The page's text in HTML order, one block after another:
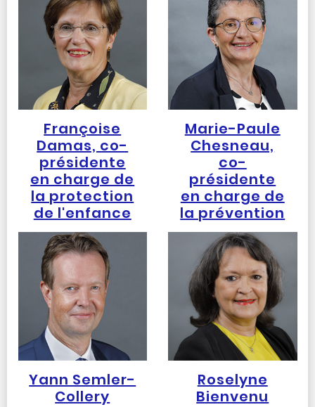
Françoise
Damas, co-
présidente
en charge de
la protection
de l'enfance
Marie-Paule
Chesneau,
co-
présidente
en charge de
la prévention
Yann Semler-
Collery
Roselyne
Bienvenu